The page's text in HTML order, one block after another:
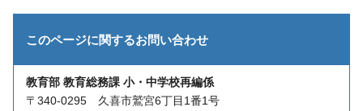
このページに関するお問い合わせ
教育部 教育総務課 小・中学校再編係
〒340-0295 久喜市鷲宮6丁目1番1号